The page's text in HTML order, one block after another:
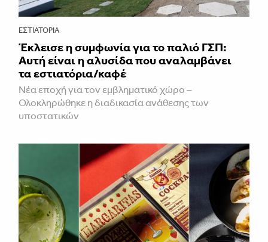
ΕΣΤΙΑΤΌΡΙΑ
Έκλεισε η συμφωνία για το παλιό ΓΣΠ:
Αυτή είναι η αλυσίδα που αναλαμβάνει
τα εστιατόρια/καφέ
Νέα εποχή για τον εμβληματικό χώρο –
Ολοκληρώθηκε η διαδικασία ανάθεσης των
υποστατικών